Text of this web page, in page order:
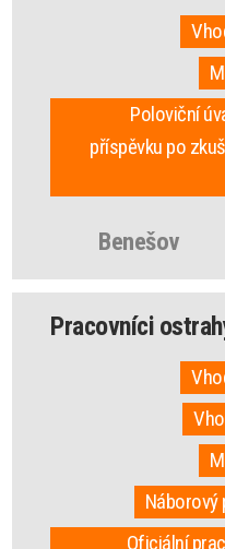
Poloviční
příspěvku po
Benešov
Pracovníci
Náborový
Oficiální